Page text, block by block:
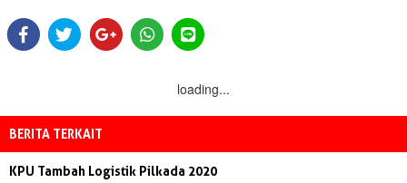
loading...
BERITA TERKAIT
KPU Tambah Logistik Pilkada 2020